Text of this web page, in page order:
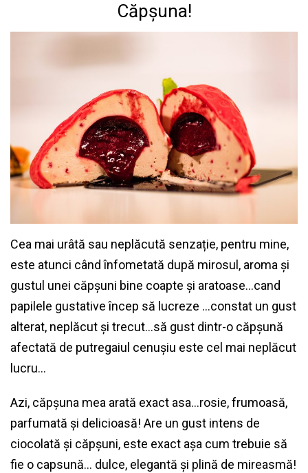
Căpșuna!
Cea mai urâtă sau neplăcută senzație, pentru mine,
este atunci când înfometată după mirosul, aroma și
gustul unei căpșuni bine coapte și aratoase…cand
papilele gustative încep să lucreze …constat un gust
alterat, neplăcut și trecut…să gust dintr-o căpșună
afectată de putregaiul cenușiu este cel mai neplăcut
lucru…
Azi, căpșuna mea arată exact asa…rosie, frumoasă,
parfumată și delicioasă! Are un gust intens de
ciocolată și căpșuni, este exact așa cum trebuie să
fie o capsună… dulce, elegantă și plină de mireasmă!